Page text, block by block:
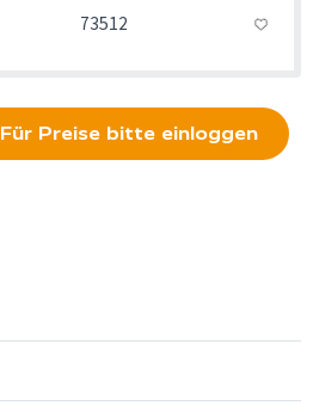
73512
Für Preise bitte einloggen